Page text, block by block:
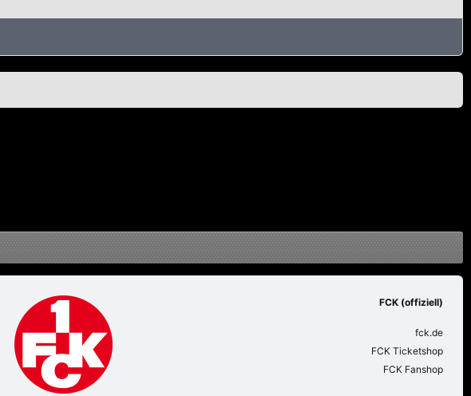
FCK (offiziell)
fck.de
FCK Ticketshop
FCK Fanshop